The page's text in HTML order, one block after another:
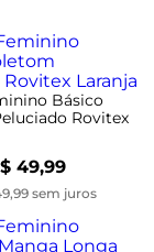
Básico
Rovitex
49,99
sem juros